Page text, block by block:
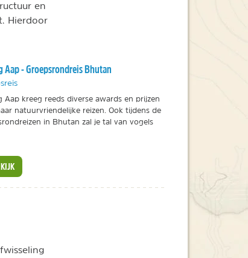
en
Hierdoor
Aap - Groepsrondreis Bhutan
Aap kreeg reeds diverse awards en prijzen
natuurvriendelijke reizen. Ook tijdens de
in Bhutan zal je tal van vogels